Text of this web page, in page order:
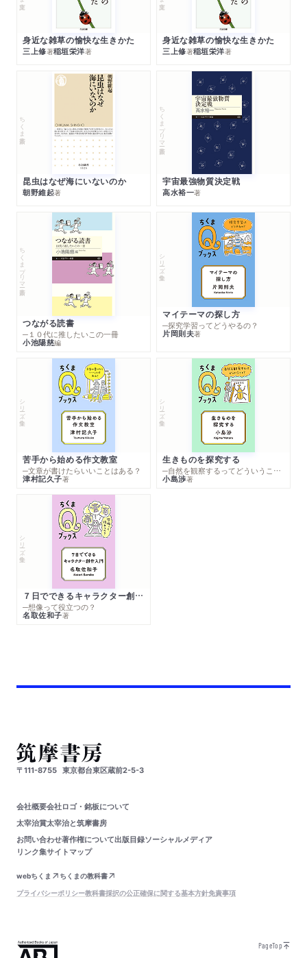
身近な雑草の愉快な生きかた
三上修著稲垣栄洋著
身近な雑草の愉快な生きかた
三上修著稲垣栄洋著
ちくま新書
昆虫はなぜ海にいないのか
朝野維起著
ちくまプリマー新書
宇宙最強物質決定戦
高水裕一著
ちくまプリマー新書
つながる読書
─１０代に推したいこの一冊
小池陽慈編
シリーズ・全集
マイテーマの探し方
─探究学習ってどうやるの？
片岡則夫著
シリーズ・全集
苦手から始める作文教室
─文章が書けたらいいことはある？
津村記久子著
シリーズ・全集
生きものを探究する
─自然を観察するってどういうこと？
小島渉著
シリーズ・全集
７日でできるキャラクター創作入門
─想像って役立つの？
名取佐和子著
〒111-8755 東京都台東区蔵前2-5-3
会社概要会社ロゴ・銘板について
太宰治賞太宰治と筑摩書房
お問い合わせ著作権について出版目録ソーシャルメディア
リンク集サイトマップ
webちくま
ちくまの教科書
プライバシーポリシー教科書採択の公正確保に関する基本方針免責事項
PageTop